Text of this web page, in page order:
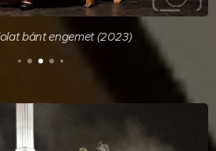
bánt engemet (2023)